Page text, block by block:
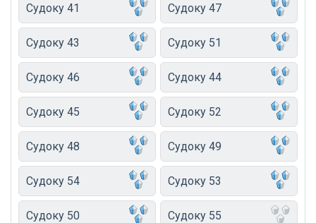
Судоку 41 Судоку 47
Судоку 43 Судоку 51
Судоку 46 Судоку 44
Судоку 45 Судоку 52
Судоку 48 Судоку 49
Судоку 54 Судоку 53
Судоку 50 Судоку 55